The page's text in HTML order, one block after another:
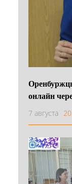
онлайн
7 августа